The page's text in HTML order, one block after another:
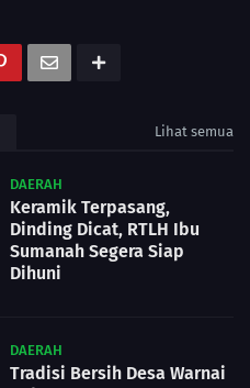
Lihat semua
DAERAH
Keramik Terpasang,
Dinding Dicat, RTLH Ibu
Sumanah Segera Siap
Dihuni
DAERAH
Tradisi Bersih Desa Warnai